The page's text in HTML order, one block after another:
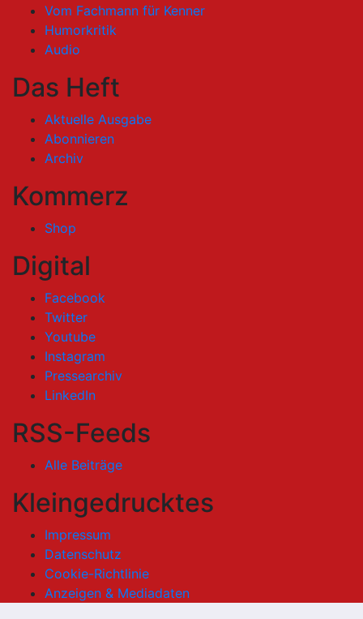
Vom Fachmann für Kenner
Humorkritik
Audio
Das Heft
Aktuelle Ausgabe
Abonnieren
Archiv
Kommerz
Shop
Digital
Facebook
Twitter
Youtube
Instagram
Pressearchiv
LinkedIn
RSS-Feeds
Alle Beiträge
Kleingedrucktes
Impressum
Datenschutz
Cookie-Richtlinie
Anzeigen & Mediadaten